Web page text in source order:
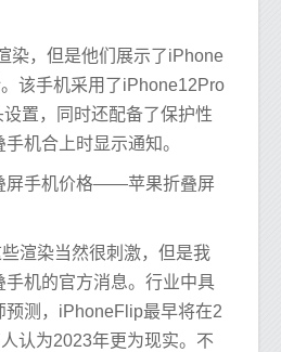
染，但是他们展示了iPhone
该手机采用了iPhone12Pro
置，同时还配备了保护性
机合上时显示通知。
屏手机价格——苹果折叠屏
渲染当然很刺激，但是我
手机的官方消息。行业中具
预测，iPhoneFlip最早将在2
认为2023年更为现实。不